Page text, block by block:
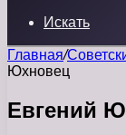
Искать
Главная/
Юхновец
Евгений